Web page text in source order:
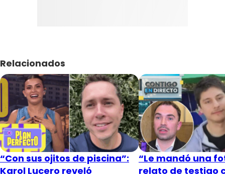
Relacionados
“Con sus ojitos de piscina”:
Karol Lucero reveló
“Le mandó una
relato de testigo